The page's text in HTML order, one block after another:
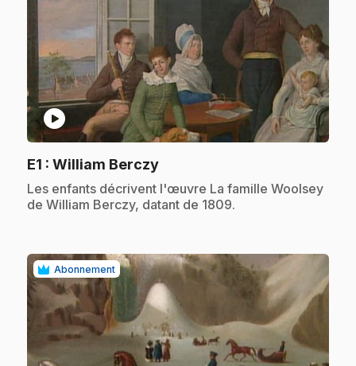
play_circle
E1 : William Berczy.
.Les enfants décrivent l'œuvre La famille Woolsey
de William Berczy, datant de 1809.
Abonnement